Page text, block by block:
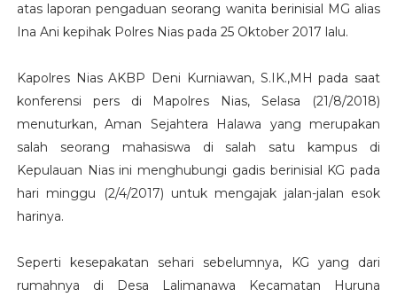
atas laporan pengaduan seorang wanita berinisial MG alias
Ina Ani kepihak Polres Nias pada 25 Oktober 2017 lalu.
Kapolres Nias AKBP Deni Kurniawan, S.IK.,MH pada saat
konferensi pers di Mapolres Nias, Selasa (21/8/2018)
menuturkan, Aman Sejahtera Halawa yang merupakan
salah seorang mahasiswa di salah satu kampus di
Kepulauan Nias ini menghubungi gadis berinisial KG pada
hari minggu (2/4/2017) untuk mengajak jalan-jalan esok
harinya.
Seperti kesepakatan sehari sebelumnya, KG yang dari
rumahnya di Desa Lalimanawa Kecamatan Huruna